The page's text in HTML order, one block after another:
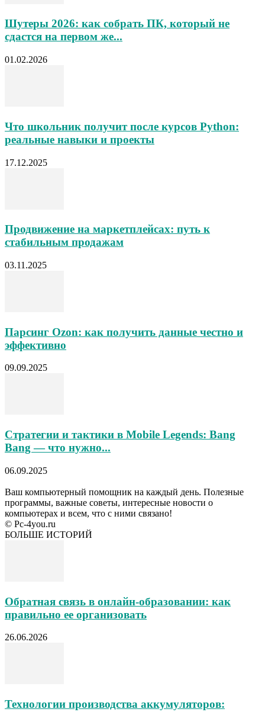
Шутеры 2026: как собрать ПК, который не
сдастся на первом же...
01.02.2026
Что школьник получит после курсов Python:
реальные навыки и проекты
17.12.2025
Продвижение на маркетплейсах: путь к
стабильным продажам
03.11.2025
Парсинг Ozon: как получить данные честно и
эффективно
09.09.2025
Стратегии и тактики в Mobile Legends: Bang
Bang — что нужно...
06.09.2025
Ваш компьютерный помощник на каждый день. Полезные
программы, важные советы, интересные новости о
компьютерах и всем, что с ними связано!
© Pc-4you.ru
БОЛЬШЕ ИСТОРИЙ
Обратная связь в онлайн-образовании: как
правильно ее организовать
26.06.2026
Технологии производства аккумуляторов: